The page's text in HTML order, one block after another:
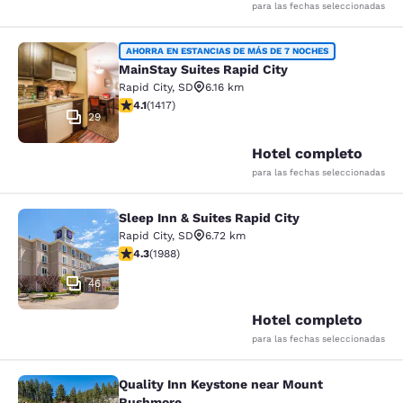
para las fechas seleccionadas
MainStay Suites Rapid City
29
AHORRA EN ESTANCIAS DE MÁS DE 7 NOCHES
MainStay Suites Rapid City
Rapid City, SD
6.16 km
calificación de 4.12 estrellas. Muy bueno. 1417 reseñas
4.1(1417)
Hotel completo
para las fechas seleccionadas
Sleep Inn & Suites Rapid City
46
Sleep Inn & Suites Rapid City
Rapid City, SD
6.72 km
calificación de 4.33 estrellas. Excelente. 1988 reseñas
4.3(1988)
Hotel completo
para las fechas seleccionadas
Quality Inn Keystone near Mount
Quality Inn Keystone near Mount